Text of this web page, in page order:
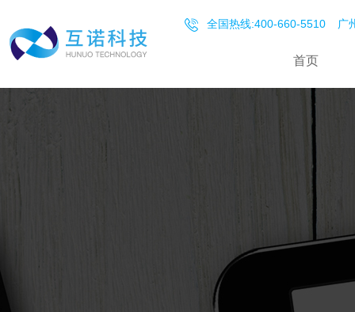
全国热线:400-660-5510 广
首页